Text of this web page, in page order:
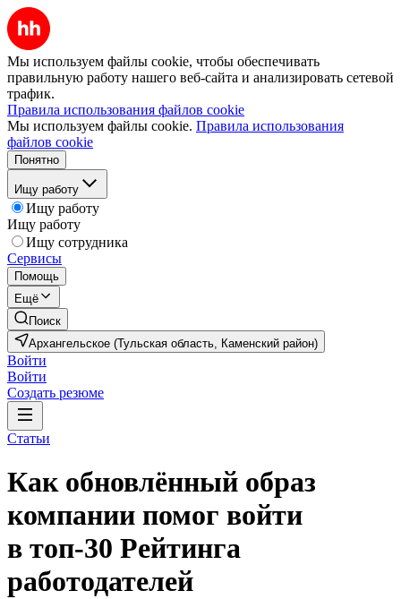
Мы используем файлы cookie, чтобы обеспечивать
правильную работу нашего веб-сайта и анализировать сетевой
трафик.
Правила использования файлов cookie
Мы используем файлы cookie. Правила использования
файлов cookie
Понятно
Ищу работу
Ищу работу
Ищу работу
Ищу сотрудника
Сервисы
Помощь
Ещё
Поиск
Архангельское (Тульская область, Каменский район)
Войти
Войти
Создать резюме
Статьи
Как обновлённый образ
компании помог войти
в топ-30 Рейтинга
работодателей